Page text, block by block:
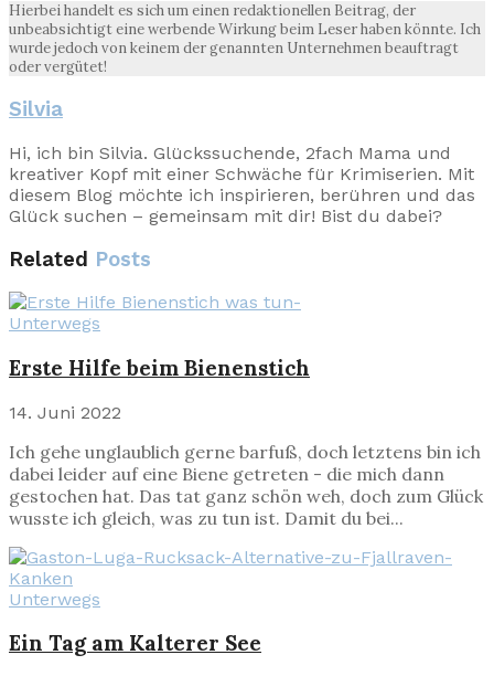
Hierbei handelt es sich um einen redaktionellen Beitrag, der
unbeabsichtigt eine werbende Wirkung beim Leser haben könnte. Ich
wurde jedoch von keinem der genannten Unternehmen beauftragt
oder vergütet!
Silvia
Hi, ich bin Silvia. Glückssuchende, 2fach Mama und
kreativer Kopf mit einer Schwäche für Krimiserien. Mit
diesem Blog möchte ich inspirieren, berühren und das
Glück suchen – gemeinsam mit dir! Bist du dabei?
Related Posts
Unterwegs
Erste Hilfe beim Bienenstich
14. Juni 2022
Ich gehe unglaublich gerne barfuß, doch letztens bin ich
dabei leider auf eine Biene getreten - die mich dann
gestochen hat. Das tat ganz schön weh, doch zum Glück
wusste ich gleich, was zu tun ist. Damit du bei...
Unterwegs
Ein Tag am Kalterer See